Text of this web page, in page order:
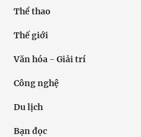
Thể thao
Thế giới
Văn hóa - Giải trí
Công nghệ
Du lịch
Bạn đọc